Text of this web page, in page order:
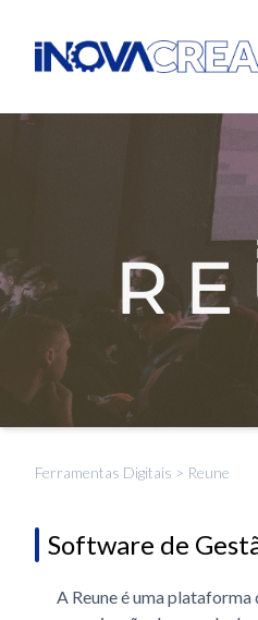
Ferramentas Digitais > Reune
Software de
A Reune é uma